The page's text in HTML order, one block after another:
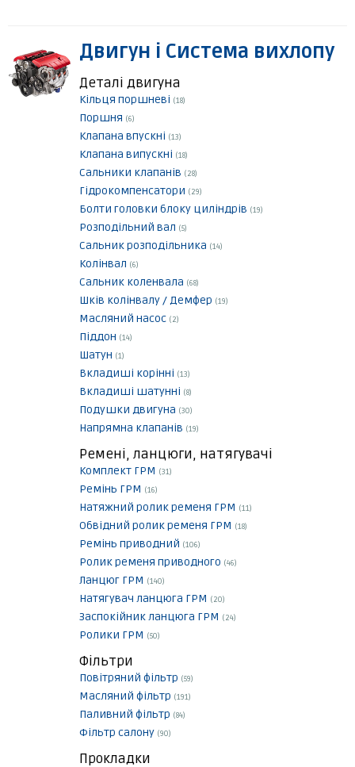
Двигун і Система вихлопу
Деталі двигуна
Кільця поршневі (18)
Поршня (6)
Клапана впускні (13)
Клапана випускні (18)
Сальники клапанів (28)
Гідрокомпенсатори (29)
Болти головки блоку циліндрів (19)
Розподільний вал (5)
Сальник розподільника (14)
Колінвал (6)
Сальник коленвала (68)
Шків колінвалу / Демфер (19)
Масляний насос (2)
Піддон (14)
Шатун (1)
Вкладиші корінні (13)
Вкладиші шатунні (8)
Подушки двигуна (30)
Напрямна клапанів (19)
Ремені, ланцюги, натягувачі
Комплект ГРМ (31)
Ремінь ГРМ (16)
Натяжний ролик ременя ГРМ (11)
Обвідний ролик ременя ГРМ (18)
Ремінь приводний (106)
Ролик ременя приводного (46)
Ланцюг ГРМ (140)
Натягувач ланцюга ГРМ (20)
Заспокійник ланцюга ГРМ (24)
Ролики ГРМ (50)
Фільтри
Повітряний фільтр (59)
Масляний фільтр (191)
Паливний фільтр (84)
Фільтр салону (90)
Прокладки